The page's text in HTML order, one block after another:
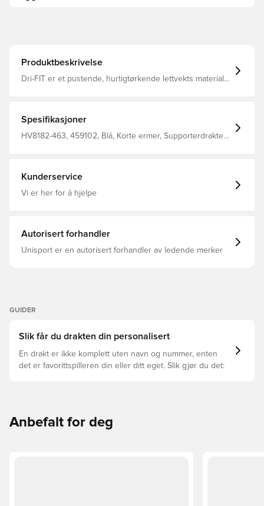
Produktbeskrivelse
Dri-FIT er et pustende, hurtigtørkende lettvekts materiale,
polyester
Spesifikasjoner
HV8182-463, 459102, Blå, Korte ermer, Supporterdrakter,
Kunderservice
Vi er her for å hjelpe
Autorisert forhandler
Unisport er en autorisert forhandler av ledende merker
GUIDER
Slik får du drakten din personalisert
En drakt er ikke komplett uten navn og nummer, enten
det er favorittspilleren din eller ditt eget. Slik gjør du det:
Anbefalt for deg